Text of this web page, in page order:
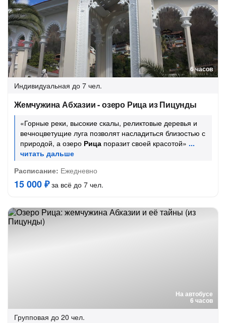
6 часов
Индивидуальная до 7 чел.
Жемчужина Абхазии - озеро Рица из Пицунды
«Горные реки, высокие скалы, реликтовые деревья и
вечноцветущие луга позволят насладиться близостью с
природой, а озеро Рица поразит своей красотой»
Расписание: Ежедневно
15 000 ₽за всё до 7 чел.
На автобусе
6 часов
Групповая до 20 чел.